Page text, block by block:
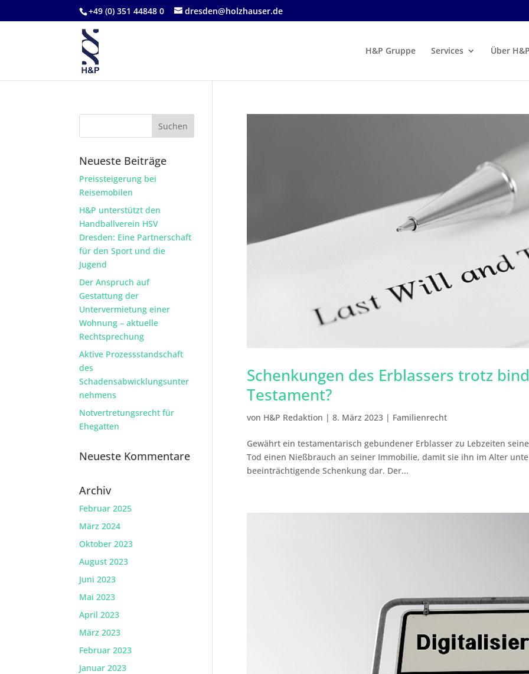
+49 (0) 351 44848 0 dresden@holzhauser.de
H&P Gruppe Services Über
Schenkungen des Erblassers trotz
Testament?
von H&P Redaktion | 8. März 2023| Familienrecht
Gewährt ein testamentarisch gebundener Erblasser zu Lebzeiten
Tod einen Nießbrauch an seiner Immobilie, damit sie ihn im Alter
beeinträchtigende Schenkung dar. Der...
Neueste Beiträge
Preissteigerung bei
Reisemobilen
H&P unterstützt den
Handballverein HSV
Dresden: Eine Partnerschaft
für den Sport und die
Jugend
Der Anspruch auf
Gestattung der
Untervermietung einer
Wohnung – aktuelle
Rechtsprechung
Aktive Prozessstandschaft
des
Schadensabwicklungsunter
nehmens
Notvertretungsrecht für
Ehegatten
Neueste Kommentare
Archiv
Februar 2025
März 2024
Oktober 2023
August 2023
Juni 2023
Mai 2023
April 2023
März 2023
Februar 2023
Januar 2023